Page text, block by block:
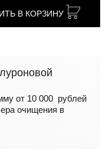
В КОРЗИНУ
от 10 000 рублей
очищения в